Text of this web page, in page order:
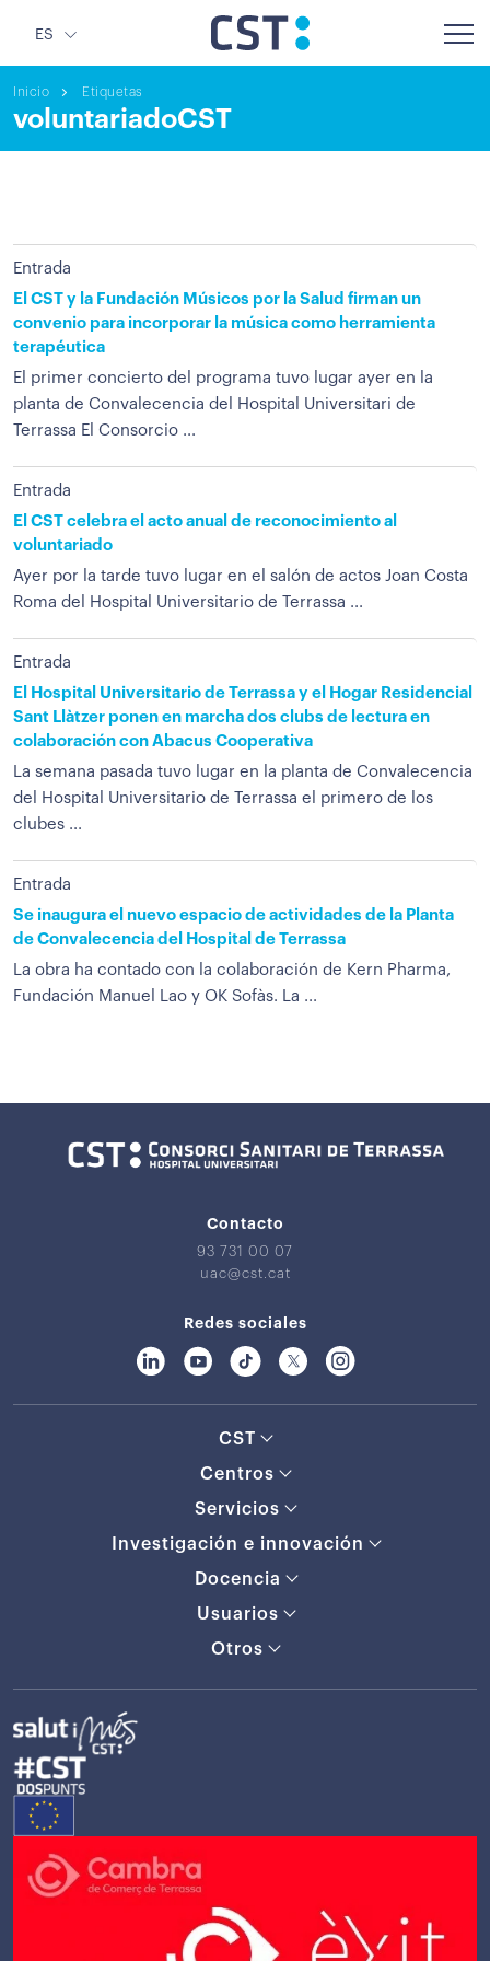
ES
Inicio Etiquetas
voluntariadoCST
Entrada
El CST y la Fundación Músicos por la Salud firman un
convenio para incorporar la música como herramienta
terapéutica
El primer concierto del programa tuvo lugar ayer en la
planta de Convalecencia del Hospital Universitari de
Terrassa El Consorcio ...
Entrada
El CST celebra el acto anual de reconocimiento al
voluntariado
Ayer por la tarde tuvo lugar en el salón de actos Joan Costa
Roma del Hospital Universitario de Terrassa ...
Entrada
El Hospital Universitario de Terrassa y el Hogar Residencial
Sant Llàtzer ponen en marcha dos clubs de lectura en
colaboración con Abacus Cooperativa
La semana pasada tuvo lugar en la planta de Convalecencia
del Hospital Universitario de Terrassa el primero de los
clubes ...
Entrada
Se inaugura el nuevo espacio de actividades de la Planta
de Convalecencia del Hospital de Terrassa
La obra ha contado con la colaboración de Kern Pharma,
Fundación Manuel Lao y OK Sofàs. La ...
Contacto
93 731 00 07
uac@cst.cat
Redes sociales
CST
Centros
Servicios
Investigación e innovación
Docencia
Usuarios
Otros